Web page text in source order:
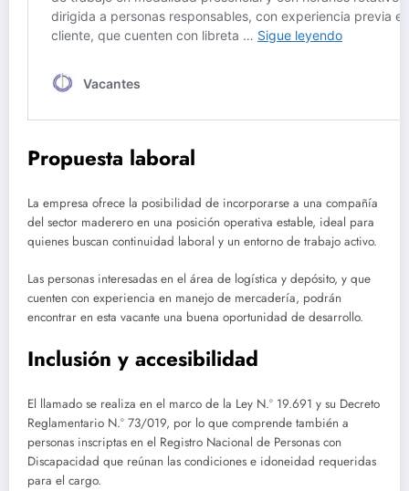
Propuesta laboral
La empresa ofrece la posibilidad de incorporarse a una compañía
del sector maderero en una posición operativa estable, ideal para
quienes buscan continuidad laboral y un entorno de trabajo activo.
Las personas interesadas en el área de logística y depósito, y que
cuenten con experiencia en manejo de mercadería, podrán
encontrar en esta vacante una buena oportunidad de desarrollo.
Inclusión y accesibilidad
El llamado se realiza en el marco de la Ley N.º 19.691 y su Decreto
Reglamentario N.º 73/019, por lo que comprende también a
personas inscriptas en el Registro Nacional de Personas con
Discapacidad que reúnan las condiciones e idoneidad requeridas
para el cargo.